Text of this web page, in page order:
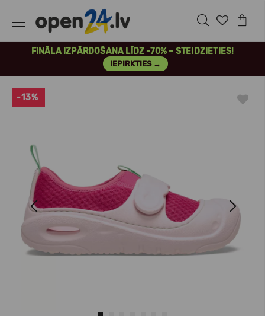
FINĀLA IZPĀRDOŠANA LĪDZ -70% – STEIDZIETIES!
IEPIRKTIES →
Previous Next
-13%